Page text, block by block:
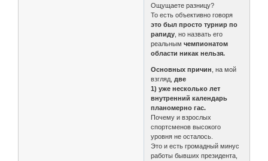
Ощущаете разницу?
То есть объективно говоря
это был просто турнир по
рапиду , но назвать его
реальнымчемпионатом
области никак нельзя.
Основных причин , на мой
взгляд, две
1) уже несколько лет
внутренний календарь
планомерно гас.
Почему и взрослых
спортсменов высокого
уровня не осталось.
Это и есть громадный минус
работы бывших президента,